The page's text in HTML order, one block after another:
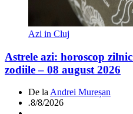
Azi in Cluj
Astrele azi: horoscop
zodiile – 08 august 2026
De la Andrei Mureșan
.8/8/2026